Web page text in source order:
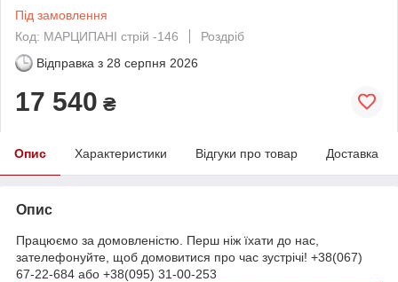
Під замовлення
Код: МАРЦИПАНІ стрій -146
Роздріб
Відправка з 28 серпня 2026
17 540 ₴
Опис Характеристики Відгуки про товар Доставка
Опис
Працюємо за домовленістю. Перш ніж їхати до нас,
зателефонуйте, щоб домовитися про час зустрічі! +38(067)
67-22-684 або +38(095) 31-00-253